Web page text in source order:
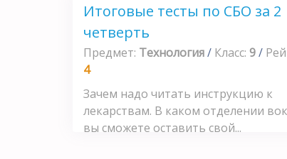
Итоговые тесты по СБО за 2
четверть
Предмет: Технология/ Класс: 9/
4
Зачем надо читать инструкцию к
лекарствам. В каком отделении
вы сможете оставить свой...